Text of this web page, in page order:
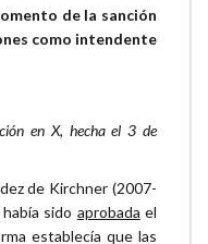
de la sanción
como intendente
en X, hecha el 3 de
de Kirchner (2007-
sido aprobada el
establecía que las